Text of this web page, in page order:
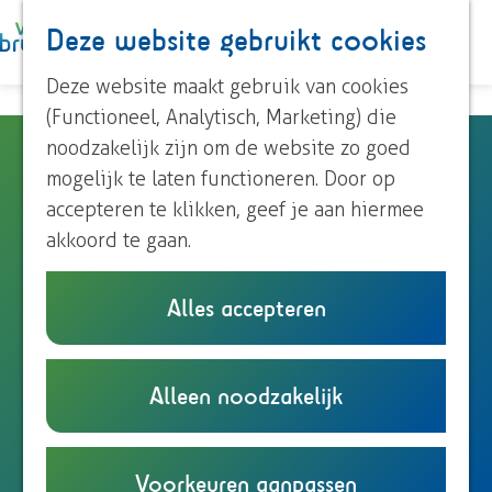
Deze website gebruikt cookies
Deze website maakt gebruik van cookies
(Functioneel, Analytisch, Marketing) die
noodzakelijk zijn om de website zo goed
mogelijk te laten functioneren. Door op
accepteren te klikken, geef je aan hiermee
akkoord te gaan.
Alles accepteren
Alleen noodzakelijk
Voorkeuren aanpassen
a
K
a
a
r
t
Z
o
e
k
e
n
M
e
n
u
Roeien
Streekproducten
Voor kinderen
Ontdek Brummen
Dorp Brummen
Dorp Eerbeek
Plan je bezoek
Overnachten
Eten en drinken
Onze TIP's
Reizen en parkeren
Atelier Joop van Ulden
Altelier Joop van Ulden
Kerkstraat 6
n
a
a
r
A
t
aa
a
BelA
Websitev